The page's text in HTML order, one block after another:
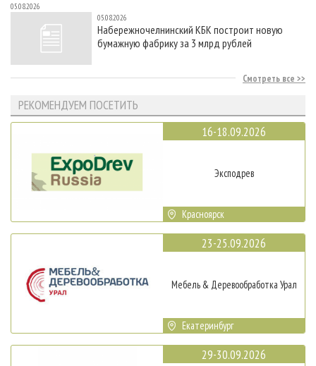
05.08.2026
05.08.2026
Набережночелнинский КБК построит новую
бумажную фабрику за 3 млрд рублей
Смотреть все
РЕКОМЕНДУЕМ ПОСЕТИТЬ
16-18.09.2026
Эксподрев
Красноярск
23-25.09.2026
Мебель & Деревообработка Урал
Екатеринбург
29-30.09.2026